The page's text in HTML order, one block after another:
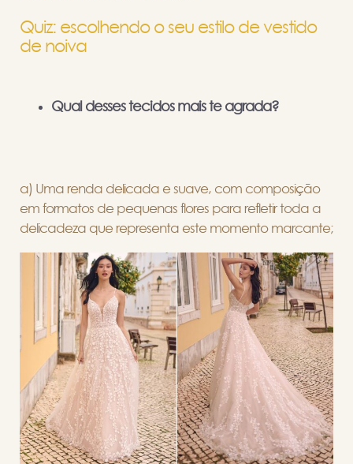
Quiz: escolhendo o seu estilo de vestido
de noiva
Qual desses tecidos mais te agrada?
a) Uma renda delicada e suave, com composição
em formatos de pequenas flores para refletir toda a
delicadeza que representa este momento marcante;